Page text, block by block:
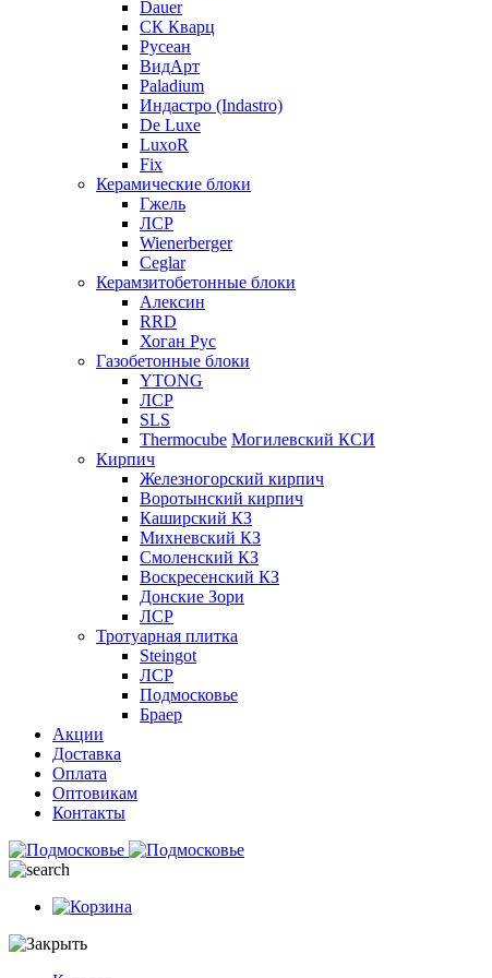
Dauer
СК Кварц
Русеан
ВидАрт
Paladium
Индастро (Indastro)
De Luxe
LuxoR
Fix
Керамические блоки
Гжель
ЛСР
Wienerberger
Ceglar
Керамзитобетонные блоки
Алексин
RRD
Хоган Рус
Газобетонные блоки
YTONG
ЛСР
SLS
Thermocube Могилевский КСИ
Кирпич
Железногорский кирпич
Воротынский кирпич
Каширский КЗ
Михневский КЗ
Смоленский КЗ
Воскресенский КЗ
Донские Зори
ЛСР
Тротуарная плитка
Steingot
ЛСР
Подмосковье
Браер
Акции
Доставка
Оплата
Оптовикам
Контакты